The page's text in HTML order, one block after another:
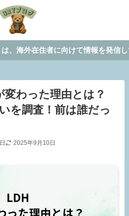
に向けて情報を発信しています。
変わった理由とは？
を調査！前は誰だっ
2025年9月10日